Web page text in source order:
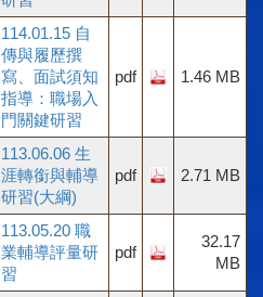
114.01.15 自
傳與履歷撰
寫、面試須知
指導：職場入
門關鍵研習
pdf 1.46 MB
113.06.06 生
涯轉銜與輔導
研習(大綱)
pdf 2.71 MB
113.05.20 職
業輔導評量研
習
pdf
32.17
MB